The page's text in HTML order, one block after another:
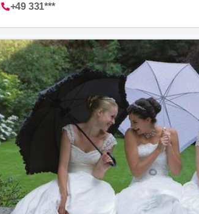
+49 331***